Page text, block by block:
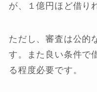
が、１億円ほど借り
ただし、審査は公的
す。また良い条件で
る程度必要です。